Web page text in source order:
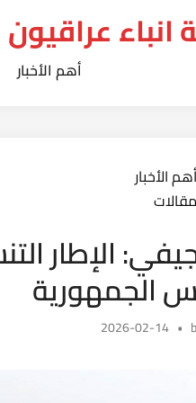
انباء عراقيون
أهم الأخبار
أهم الأخبار
مقالات
الإطار
الجمهورية
•
2026-02-14